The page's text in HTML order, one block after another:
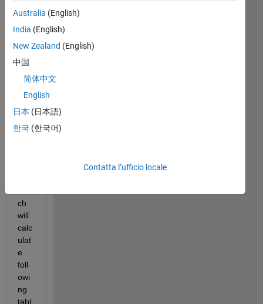
ar
all,
I'm
tryi
to
writ
ch
will
calc
ulat
e
foll
owi
ng
tabl
Australia (English)
India (English)
New Zealand (English)
中国
简体中文
English
日本 (日本語)
한국 (한국어)
Contatta l’ufficio locale